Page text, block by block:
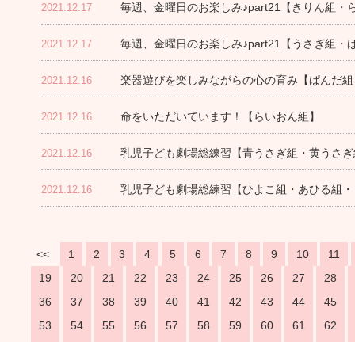
2021.12.17 毎週、金曜日のお楽しみ♪part21【きりん組・
2021.12.17 毎週、金曜日のお楽しみ♪part21【うさぎ組・
2021.12.16 楽器遊びを楽しみながらの心の育み【ぱんだ
2021.12.16 命をいただいています！【らいおん組】
2021.12.16 乳児子ども劇場総練習【青うさぎ組・黄うさ
2021.12.16 乳児子ども劇場総練習【ひよこ組・あひる組
<< 1 2 3 4 5 6 7 8 9 10
11
19
20 21 22 23 24 25 26 27
28
36
37 38 39 40 41 42 43 44
45
53
54 55 56 57 58 59 60 61
62